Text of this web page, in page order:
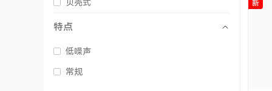
贝壳式
特点
低噪声
常规
新